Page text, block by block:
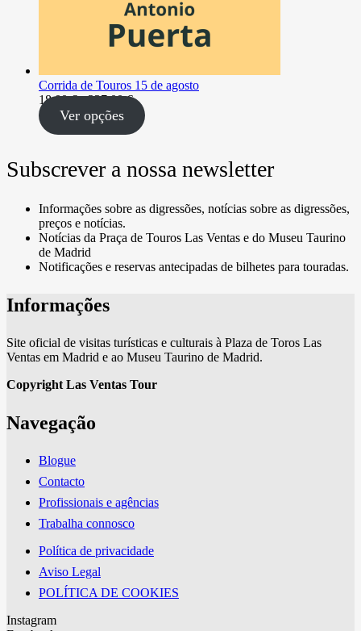
Corrida de Touros 15 de agosto
18,00€ - 237,00€Intervalo
de
preços:
237,00 €
Ver opções
Subscrever a nossa newsletter
Informações sobre as digressões, notícias sobre as digressões,
preços e notícias.
Notícias da Praça de Touros Las Ventas e do Museu Taurino
de Madrid
Notificações e reservas antecipadas de bilhetes para touradas.
Informações
Site oficial de visitas turísticas e culturais à Plaza de Toros Las
Ventas em Madrid e ao Museu Taurino de Madrid.
Copyright Las Ventas Tour
Navegação
Blogue
Contacto
Profissionais e agências
Trabalha connosco
Política de privacidade
Aviso Legal
POLÍTICA DE COOKIES
Instagram